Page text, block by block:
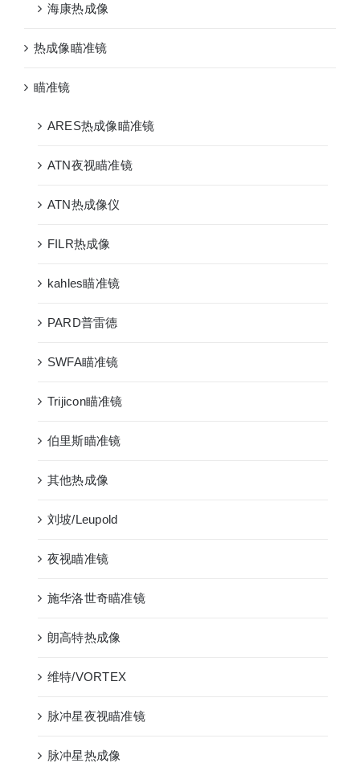
海康热成像
热成像瞄准镜
瞄准镜
ARES热成像瞄准镜
ATN夜视瞄准镜
ATN热成像仪
FILR热成像
kahles瞄准镜
PARD普雷德
SWFA瞄准镜
Trijicon瞄准镜
伯里斯瞄准镜
其他热成像
刘坡/Leupold
夜视瞄准镜
施华洛世奇瞄准镜
朗高特热成像
维特/VORTEX
脉冲星夜视瞄准镜
脉冲星热成像